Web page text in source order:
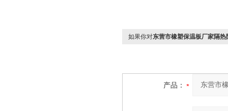
如果你对东营市橡塑保温板厂家隔热
产品：